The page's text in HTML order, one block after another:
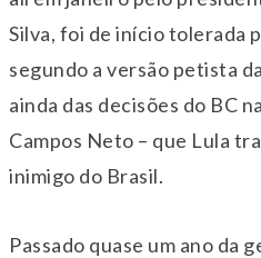
Silva, foi de início tolerada
segundo a versão petista
ainda das decisões do BC
Campos Neto – que Lula
inimigo do Brasil.
Passado quase um ano da